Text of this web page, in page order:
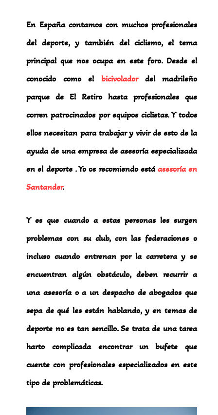
En España contamos con muchos profesionales
del deporte, y también del ciclismo, el tema
principal que nos ocupa en este foro. Desde el
conocido como elbicivoladordel madrileño
parque de El Retiro hasta profesionales que
corren patrocinados por equipos ciclistas. Y todos
ellos necesitan para trabajar y vivir de esto de la
ayuda de una empresa de asesoría especializada
en el deporte . Yo os recomiendo estáasesoría en
Santander.
Y es que cuando a estas personas les surgen
problemas con su club, con las federaciones o
incluso cuando entrenan por la carretera y se
encuentran algún obstáculo, deben recurrir a
una asesoría o a un despacho de abogados que
sepa de qué les están hablando, y en temas de
deporte no es tan sencillo. Se trata de una tarea
harto complicada encontrar un bufete que
cuente con profesionales especializados en este
tipo de problemáticas.